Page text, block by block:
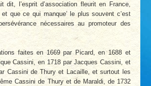
dit, l’esprit d’association fleurit en France,
que ce qui manque’ le plus souvent c’est
nécessaires au promoteur des
faites en 1669 par Picard, en 1688 et
Cassini, en 1718 par Jacques Cassini, et
Cassini de Thury et Lacaille, et surtout les
Cassini de Thury et de Maraldi, de 1732